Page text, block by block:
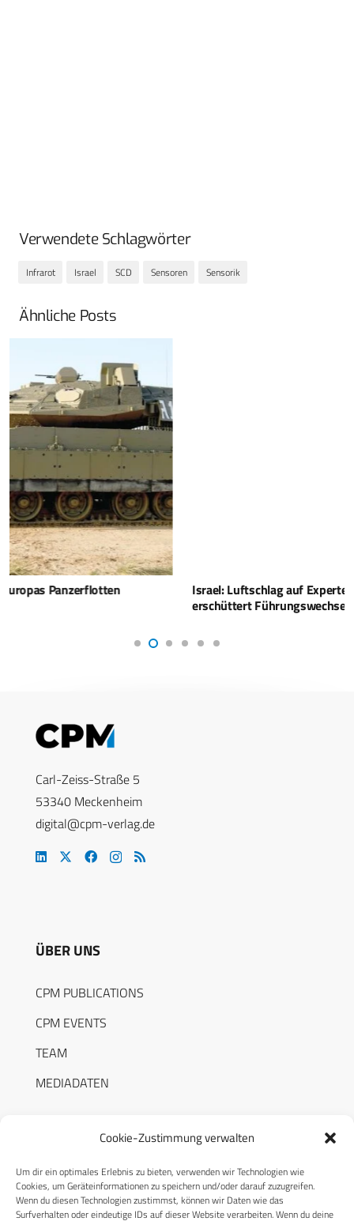
Cookie-Zustimmung verwalten
Um dir ein optimales Erlebnis zu bieten, verwenden wir Technologien wie
Cookies, um Geräteinformationen zu speichern und/oder darauf zuzugreifen.
Wenn du diesen Technologien zustimmst, können wir Daten wie das
Surfverhalten oder eindeutige IDs auf dieser Website verarbeiten. Wenn du deine
Verwendete Schlagwörter
Infrarot Israel SCD Sensoren Sensorik
Ähnliche Posts
Israel: Luftschlag auf Expertenversammlung im Iran
Carl-Zeiss-Straße 5
53340 Meckenheim
digital@cpm-verlag.de
ÜBER UNS
CPM PUBLICATIONS
CPM EVENTS
TEAM
MEDIADATEN
RECHTLICHES